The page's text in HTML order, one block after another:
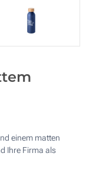
einem matten
Ihre Firma als